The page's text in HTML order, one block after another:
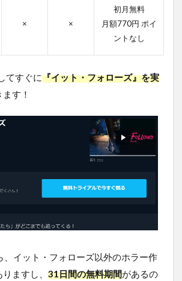
× ×
初月無料
月額770円 ポイ
ントなし
てすぐに『イット・フォローズ』を実
す！
、イット・フォローズ以外のホラー作
ますし、 31日間の無料期間があるの